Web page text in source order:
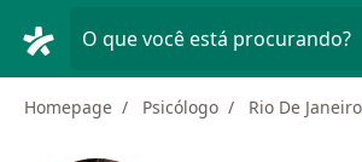
O que você está procurando?
Homepage Psicólogo Rio De Janeiro